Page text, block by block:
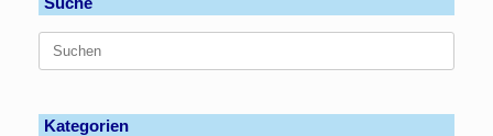
Suchen
Kategorien